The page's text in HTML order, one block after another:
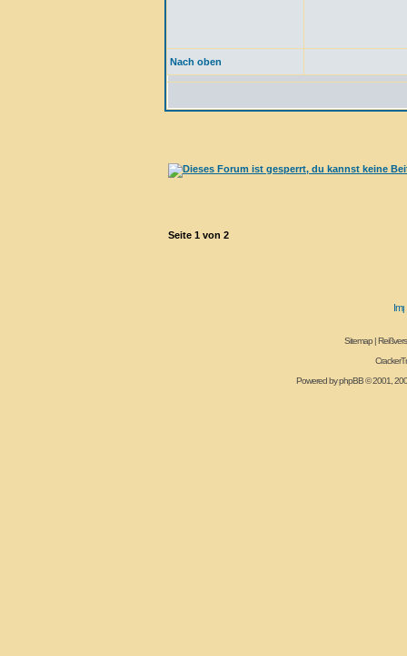
Nach oben
Seite 1 von 2
Sitemap|
Powered byphpBB© 2001,